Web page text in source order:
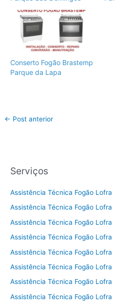
Conserto Fogão Brastemp
Parque da Lapa
← Post anterior
Serviços
Assistência Técnica Fogão Lofra
Assistência Técnica Fogão Lofra
Assistência Técnica Fogão Lofra
Assistência Técnica Fogão Lofra
Assistência Técnica Fogão Lofra
Assistência Técnica Fogão Lofra
Assistência Técnica Fogão
Assistência Técnica Fogão